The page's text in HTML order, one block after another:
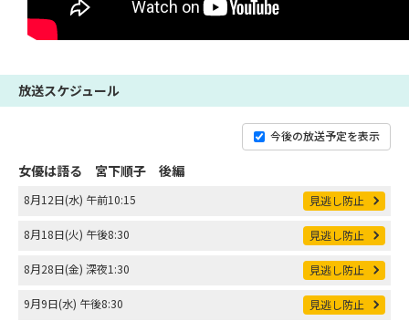
放送スケジュール
今後の放送予定を表示
女優は語る 宮下順子 後編
8月12日(水) 午前10:15 見逃し防止
8月18日(火) 午後8:30 見逃し防止
8月28日(金) 深夜1:30 見逃し防止
9月9日(水) 午後8:30 見逃し防止